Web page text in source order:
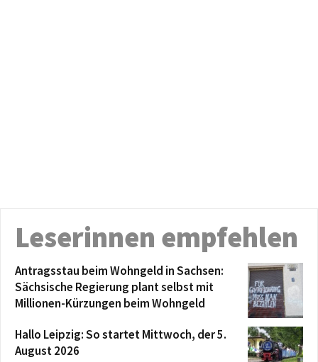
Leserinnen empfehlen
Antragsstau beim Wohngeld in Sachsen:
Sächsische Regierung plant selbst mit
Millionen-Kürzungen beim Wohngeld
Hallo Leipzig: So startet Mittwoch, der 5.
August 2026